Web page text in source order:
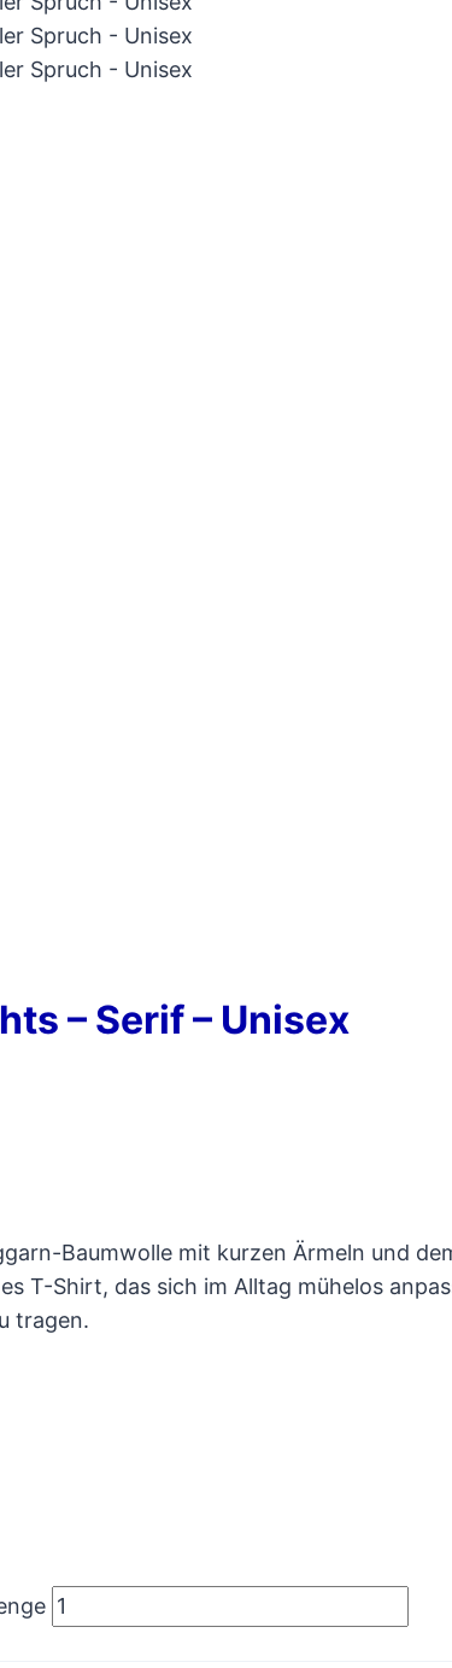
– Serif – Unisex
Baumwolle mit kurzen Ärmeln und
T-Shirt, das sich im Alltag mühelos
tragen.